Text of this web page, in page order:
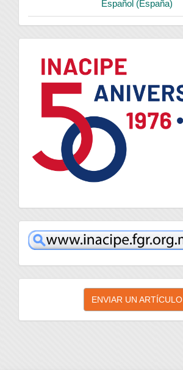
Español (España)
logo
inacipe
Enviar
artículo
ENVIAR UN ARTÍCULO